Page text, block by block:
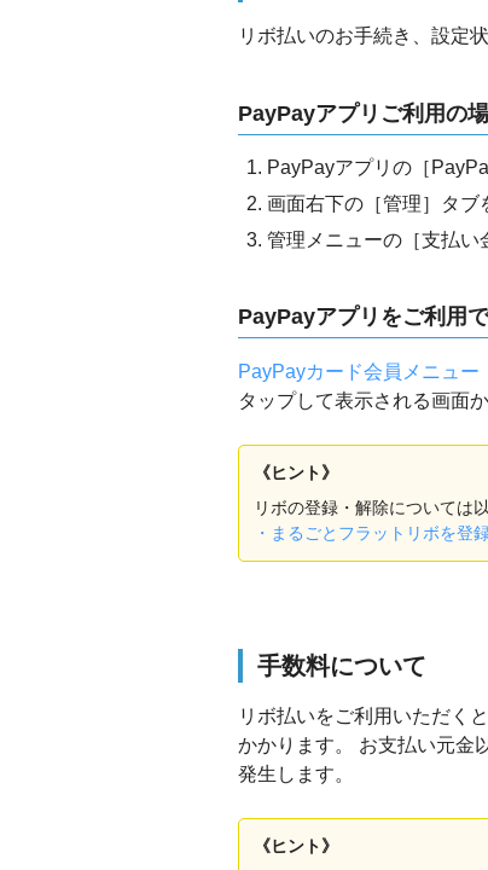
リボ払いのお手続き、設定
PayPayアプリご利用の
PayPayアプリの［
画面右下の［管理］タブ
管理メニューの［支払い
PayPayアプリをご利用
PayPayカード会員メニュー
タップして表示される画面
《ヒント》
リボの登録・解除については
・まるごとフラットリボを登
手数料について
リボ払いをご利用いただく
かかります。 お支払い元金
発生します。
《ヒント》